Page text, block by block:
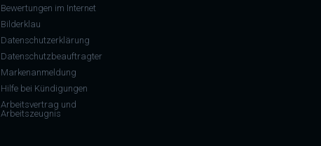
Bewertungen im Internet
Bilderklau
Datenschutzerklärung
Datenschutzbeauftragter
Markenanmeldung
Hilfe bei Kündigungen
Arbeitsvertrag und
Arbeitszeugnis